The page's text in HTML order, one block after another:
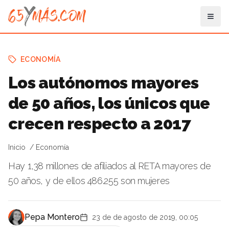
ECONOMÍA
Los autónomos mayores
de 50 años, los únicos que
crecen respecto a 2017
Inicio Economía
Hay 1,38 millones de afiliados al RETA mayores de
50 años, y de ellos 486.255 son mujeres
Pepa Montero
23 de de agosto de 2019, 00:05